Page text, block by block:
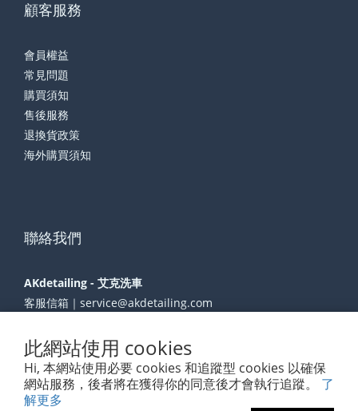
此網站使用 cookies
Hi, 本網站使用必要 cookies 和追蹤型 cookies 以確保
網站服務，後者將在獲得你的同意後才會執行追蹤。 了
解更多
顧客服務
會員權益
常見問題
購買須知
售後服務
退換貨政策
海外購買須知
聯絡我們
AKdetailing - 艾克洗車
客服信箱｜service@akdetailing.com
地址｜台北市內湖區新湖二路128號
電話｜02-27902555、0971820858
【苑裡門市】
地址｜苗栗縣苑裡鎮新復里新復47-8號